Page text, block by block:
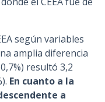
según variables
amplia diferencia
resultó 3,2
En cuanto a la
a